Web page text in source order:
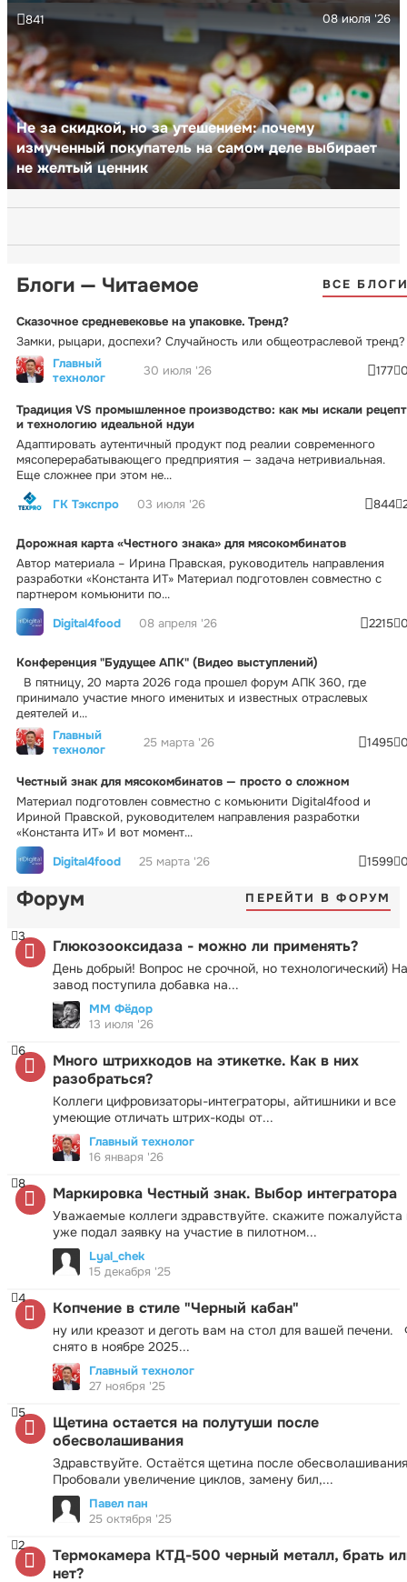
Не за скидкой, но за утешением: почему
измученный покупатель на самом деле выбирает
не желтый ценник
08 июля '26
841
Блоги — Читаемое ВСЕ
Сказочное средневековье на упаковке. Тренд?
Замки, рыцари, доспехи? Случайность или общеотраслевой тренд?
Главный
технолог
30 июля '26 177
Традиция VS промышленное производство: как мы искали рецепт
и технологию идеальной ндуи
Адаптировать аутентичный продукт под реалии современного
мясоперерабатывающего предприятия — задача нетривиальная.
Еще сложнее при этом не...
ГК Тэкспро
03 июля '26 844
Дорожная карта «Честного знака» для мясокомбинатов
Автор материала – Ирина Правская, руководитель направления
разработки «Константа ИТ» Материал подготовлен совместно с
партнером комьюнити по...
Digital4food
08 апреля '26 2215
Конференция "Будущее АПК" (Видео выступлений)
В пятницу, 20 марта 2026 года прошел форум АПК 360, где
принимало участие много именитых и известных отраслевых
деятелей и...
Главный
технолог
25 марта '26 1495
Честный знак для мясокомбинатов — просто о сложном
Материал подготовлен совместно с комьюнити Digital4food и
Ириной Правской, руководителем направления разработки
«Константа ИТ» И вот момент...
Digital4food
25 марта '26 1599
Форум ПЕРЕЙТИ В ФОРУМ
Глюкозооксидаза - можно ли применять?
День добрый! Вопрос не срочной, но технологический) На
завод поступила добавка на...
3
ММ Фёдор
13 июля '26
Много штрихкодов на этикетке. Как в них
разобраться?
Коллеги цифровизаторы-интеграторы, айтишники и все
умеющие отличать штрих-коды от...
6
Главный технолог
16 января '26
Маркировка Честный знак. Выбор интегратора
Уважаемые коллеги здравствуйте. скажите пожалуйста
уже подал заявку на участие в пилотном...
8
Lyal_chek
15 декабря '25
Копчение в стиле "Черный кабан"
ну или креазот и деготь вам на стол для вашей печени.
снято в ноябре 2025...
4
Главный технолог
27 ноября '25
Щетина остается на полутуши после
обесволашивания
Здравствуйте. Остаётся щетина после
Пробовали увеличение циклов, замену бил,...
5
Павел пан
25 октября '25
Термокамера КТД-500 черный металл, брать
нет?
2